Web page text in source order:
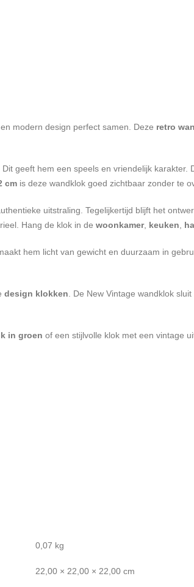
modern design perfect samen. Deze retro
. Dit geeft hem een speels en vriendelijk karakter.
cm is deze wandklok goed zichtbaar zonder te
uitstraling. Tegelijkertijd blijft het
Hang de klok in de woonkamer, keuken
hem licht van gewicht en duurzaam in
design klokken . De New Vintage wandklok
in groen of een stijlvolle klok met een vintage
0,07 kg
22,00 × 22,00 × 22,00 cm